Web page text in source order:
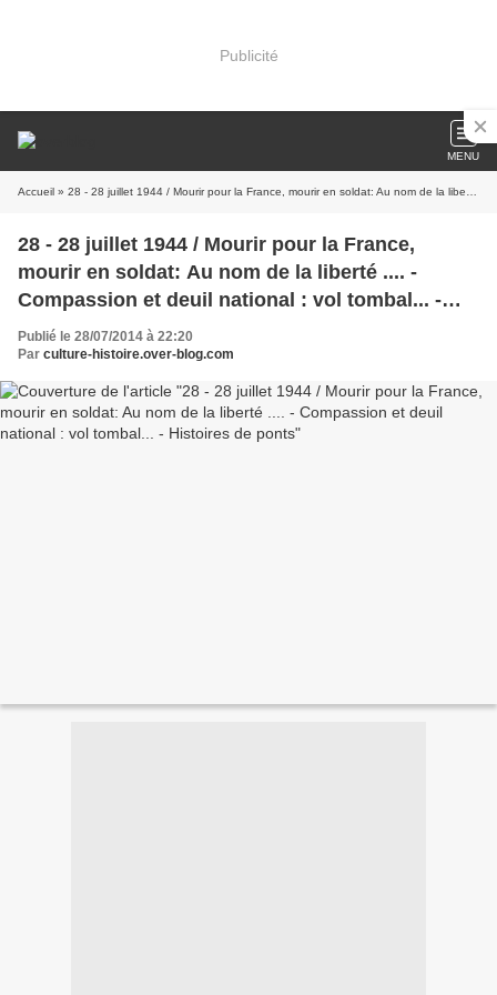
Publicité
MENU
Accueil » 28 - 28 juillet 1944 / Mourir pour la France, mourir en soldat: Au nom de la liberté .... - Compassion et deuil national : vol tombal... - Histoires de ponts
28 - 28 juillet 1944 / Mourir pour la France,
mourir en soldat: Au nom de la liberté .... -
Compassion et deuil national : vol tombal... -
Histoires de ponts
Publié le 28/07/2014 à 22:20
Par culture-histoire.over-blog.com